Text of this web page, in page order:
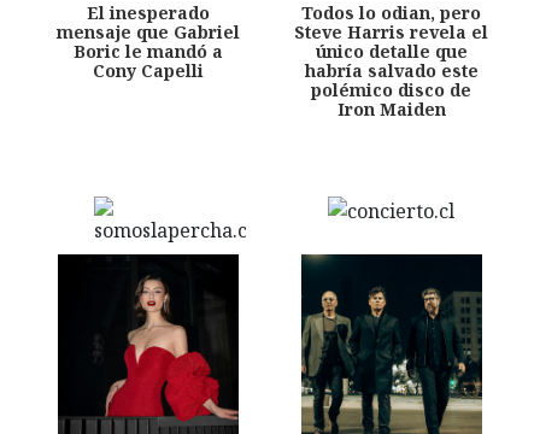
El inesperado
mensaje que Gabriel
Boric le mandó a
Cony Capelli
Todos lo odian, pero
Steve Harris revela el
único detalle que
habría salvado este
polémico disco de
Iron Maiden